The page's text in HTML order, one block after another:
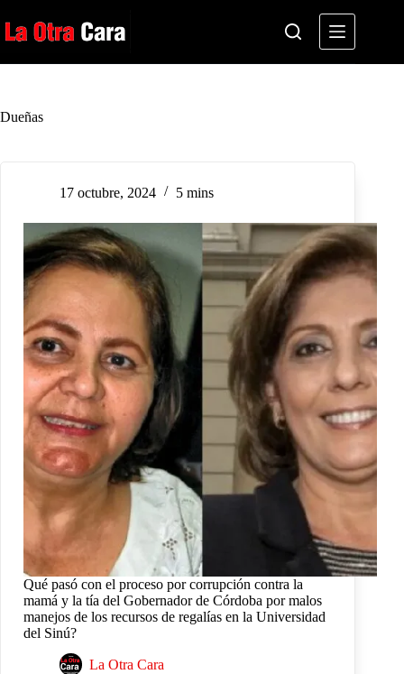
al
contenido
Dueñas
17 octubre, 2024 5 mins
Qué pasó con el proceso por corrupción contra la
mamá y la tía del Gobernador de Córdoba por malos
manejos de los recursos de regalías en la Universidad
del Sinú?
La Otra Cara